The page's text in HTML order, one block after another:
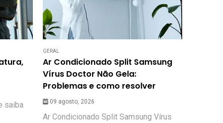
saiba
GERAL
Ar Condicionado Split Samsung
Vírus Doctor Não Gela:
Problemas e como resolver
09 agosto, 2026
Ar Condicionado Split Samsung Vírus